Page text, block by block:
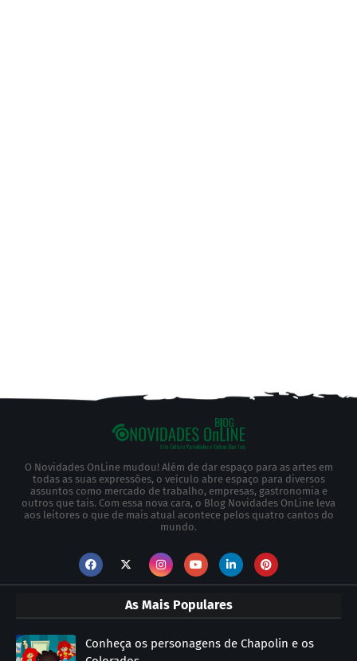
O Novidades OnLine mudou! Além de dar espaço para as artes em
todas as suas expressões, o veículo abre espaço para diversos
assuntos como mercado de trabalho, empresas, gastronomia e
outros que tais. Com essa nova cara, o Blog Novidades OnLine leva
aos leitores o que de mais atual acontece pelos quatro cantos do
mundo.
As Mais Populares
Conheça os personagens de Chapolin e os